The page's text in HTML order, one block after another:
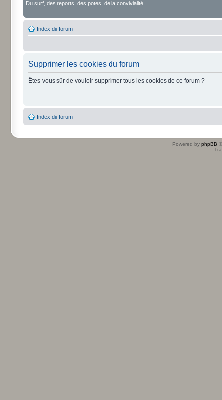
Du surf, des reports, des potes, de la convivialité
Index du forum
Supprimer les cookies du forum
Êtes-vous sûr de vouloir supprimer tous les cookies de ce forum ?
Index du forum
Powered by phpBB